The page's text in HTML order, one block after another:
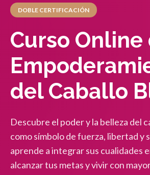
DOBLE CERTIFICACIÓN
Curso Online
del Caballo
Descubre el poder y la belleza del
como símbolo de fuerza, libertad y
aprende a integrar sus cualidades
alcanzar tus metas y vivir con